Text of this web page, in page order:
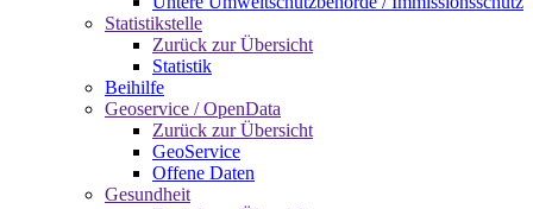
Statistikstelle
Zurück zur Übersicht
Statistik
Beihilfe
Geoservice / OpenData
Zurück zur Übersicht
GeoService
Offene Daten
Gesundheit